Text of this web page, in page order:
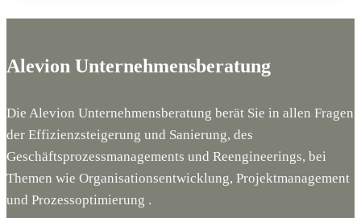
Alevion Unternehmensberatung
Die Alevion Unternehmensberatung berät Sie in allen Fragen
der Effizienzsteigerung und Sanierung, des
Geschäftsprozessmanagements und Reengineerings, bei
Themen wie Organisationsentwicklung, Projektmanagement
und Prozessoptimierung .